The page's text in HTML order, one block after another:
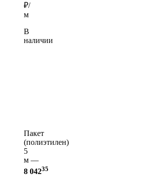
₽/
м
В
наличии
Пакет
(полиэтилен)
5
м —
8 04235